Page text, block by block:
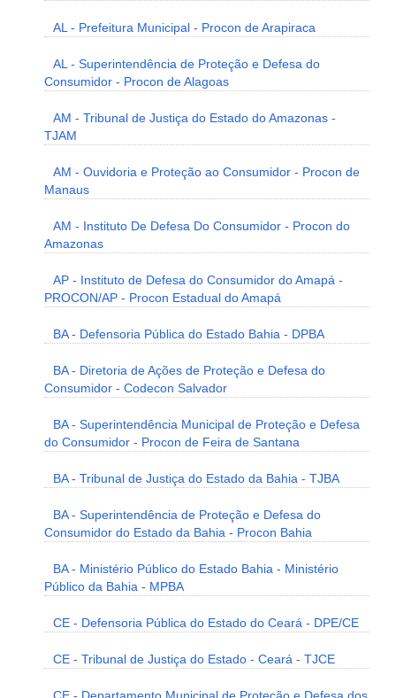
AL - Prefeitura Municipal - Procon de Arapiraca
AL - Superintendência de Proteção e Defesa do
Consumidor - Procon de Alagoas
AM - Tribunal de Justiça do Estado do Amazonas -
TJAM
AM - Ouvidoria e Proteção ao Consumidor - Procon de
Manaus
AM - Instituto De Defesa Do Consumidor - Procon do
Amazonas
AP - Instituto de Defesa do Consumidor do Amapá -
PROCON/AP - Procon Estadual do Amapá
BA - Defensoria Pública do Estado Bahia - DPBA
BA - Diretoria de Ações de Proteção e Defesa do
Consumidor - Codecon Salvador
BA - Superintendência Municipal de Proteção e Defesa
do Consumidor - Procon de Feira de Santana
BA - Tribunal de Justiça do Estado da Bahia - TJBA
BA - Superintendência de Proteção e Defesa do
Consumidor do Estado da Bahia - Procon Bahia
BA - Ministério Público do Estado Bahia - Ministério
Público da Bahia - MPBA
CE - Defensoria Pública do Estado do Ceará - DPE/CE
CE - Tribunal de Justiça do Estado - Ceará - TJCE